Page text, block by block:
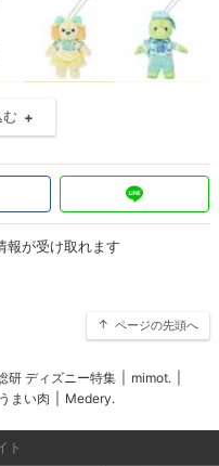
報が受け取れます
ページの先頭へ
研 ディズニー特集 mimot.
うまい肉 Medery.
ト